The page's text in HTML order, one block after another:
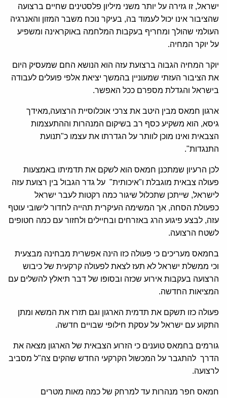
ישראל, זו גזירה על יותר משני מיליון פלסטינים שחיים ברצועה
שהציבור אינו יכול לעמוד בה, בעיקר נוכח משבר המזון והאנרגיה
העולמי שהולך ומחריף בעקבות המלחמה באוקראינה ומשפיע
על יוקר המחיה.
יוקר המחיה הגבוה ברצועת עזה הוא הנושא החם שמעסיק היום
את הציבור העזתי שמעוניין בהמשך יציאת אלפי פועלים לעבודה
בישראל והגדלת מספרם ככל האפשר.
ארגון חמאס מבין היטב את צרכי אוכלוסיית הרצועה,מאידך
גיסא, הוא משקיע כסף רב בשיקום המנהרות וההתעצמות
הצבאית ואינו מוכן לוותר על הגדרתו את עצמו כ"תנועת
התנגדות".
לכן הרעיון שמתכנן חמאס הוא לשקם את תדמיתו באמצעות
פעולה צבאית מוגבלת ו"איכותית" על גדר הגבול בין רצועת עזה
לישראל, שייתכן שתכלול שיגור כמה רקטות לעבר ישראל
כפעולת הסחה, אך המשימה העיקרית תהייה לחדור לישובי עוטף
עזה, לבצע פיגוע הרג באזרחים ובחיילים ולחזור עם כמה חטופים
לשטח הרצועה.
בחמאס מעריכים כי פעולה כזו הינה אפשרית מבחינה מבצעית
וכי ממשלת ישראל לא תעז לצאת לפעולה קרקעית של כיבוש
הרצועה בעקבות אירוע שכזה ובסופו של דבר תיאלץ להשלים עם
המציאות החדשה.
פעולה כזו תשקם את תדמית הארגון וגם תזרז את המשא ומתן
התקוע עם ישראל על עסקת חילופי שבויים חדשה.
גורמים בחמאס טוענים כי הזרוע הצבאית של הארגון מצאה את
הדרך להתגבר על המכשול הקרקעי החדש שהקים צה"ל מסביב
לרצועה.
חמאס חפר מנהרות עד למרחק של כמה מאות מטרים